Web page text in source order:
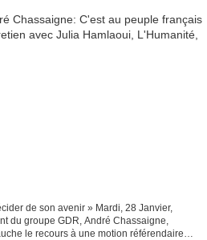
de son avenir » Mardi, 28 Janvier,
du groupe GDR, André Chassaigne,
le recours à une motion référendaire